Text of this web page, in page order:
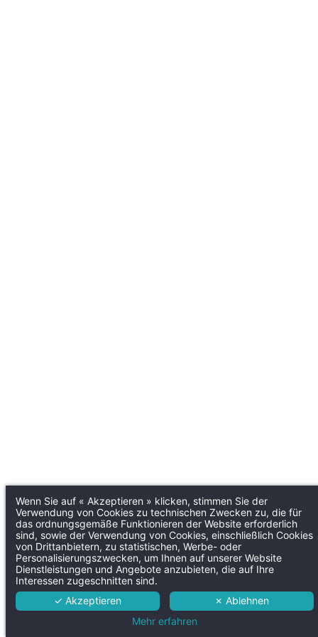
Wenn Sie auf « Akzeptieren » klicken, stimmen Sie der
Verwendung von Cookies zu technischen Zwecken zu, die für
das ordnungsgemäße Funktionieren der Website erforderlich
sind, sowie der Verwendung von Cookies, einschließlich Cookies
von Drittanbietern, zu statistischen, Werbe- oder
Personalisierungszwecken, um Ihnen auf unserer Website
Dienstleistungen und Angebote anzubieten, die auf Ihre
Interessen zugeschnitten sind.
✓ Akzeptieren
✗ Ablehnen
Mehr erfahren